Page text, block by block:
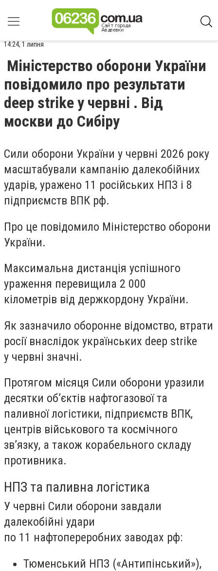
14:24, 1 липня
Міністерство оборони України
повідомило про результати
deep strike у червні . Від
москви до Сибіру
Сили оборони України у червні 2026 року
масштабували кампанію далекобійних
ударів, уражено 11 російських НПЗ і 8
підприємств ВПК рф.
Про це повідомило Міністерство оборони
України.
Максимальна дистанція успішного
ураження перевищила 2 000
кілометрів від держкордону України.
Як зазначило оборонне відомство, втрати
росії внаслідок українських deep strike
у червні значні.
Протягом місяця Сили оборони уразили
десятки обʼєктів нафтогазової та
паливної логістики, підприємств ВПК,
центрів військового та космічного
зв’язку, а також корабельного складу
противника.
НПЗ та паливна логістика
У червні Сили оборони завдали
далекобійні удари
по 11 нафтопереробних заводах рф:
Тюменський НПЗ («Антипінський»),